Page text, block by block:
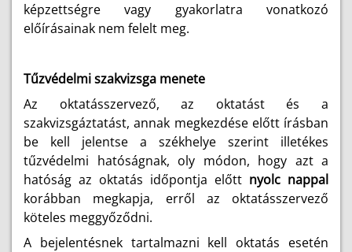
képzettségre vagy gyakorlatra vonatkozó
előírásainak nem felelt meg.
Tűzvédelmi szakvizsga menete
Az oktatásszervező, az oktatást és a
szakvizsgáztatást, annak megkezdése előtt írásban
be kell jelentse a székhelye szerint illetékes
tűzvédelmi hatóságnak, oly módon, hogy azt a
hatóság az oktatás időpontja előtt nyolc nappal
korábban megkapja, erről az oktatásszervező
köteles meggyőződni.
A bejelentésnek tartalmazni kell oktatás esetén